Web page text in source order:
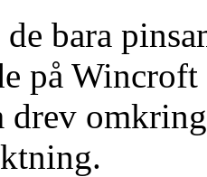
bara
på
drev